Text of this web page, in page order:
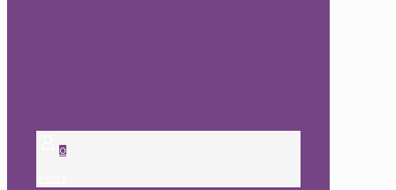
0